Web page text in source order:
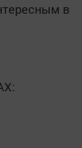
в